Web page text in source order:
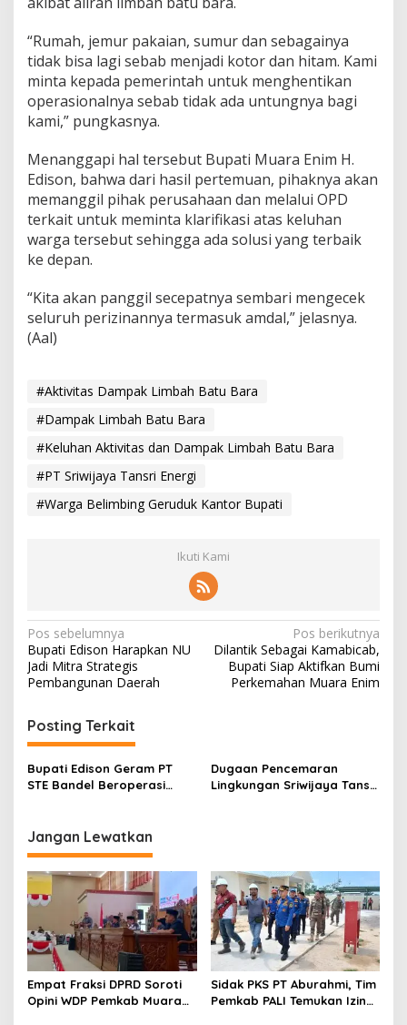
“Rumah, jemur pakaian, sumur dan sebagainya
tidak bisa lagi sebab menjadi kotor dan hitam. Kami
minta kepada pemerintah untuk menghentikan
operasionalnya sebab tidak ada untungnya bagi
kami,” pungkasnya.
Menanggapi hal tersebut Bupati Muara Enim H.
Edison, bahwa dari hasil pertemuan, pihaknya akan
memanggil pihak perusahaan dan melalui OPD
terkait untuk meminta klarifikasi atas keluhan
warga tersebut sehingga ada solusi yang terbaik
ke depan.
“Kita akan panggil secepatnya sembari mengecek
seluruh perizinannya termasuk amdal,” jelasnya.
(Aal)
#Aktivitas Dampak Limbah Batu Bara
#Dampak Limbah Batu Bara
#Keluhan Aktivitas dan Dampak Limbah Batu Bara
#PT Sriwijaya Tansri Energi
#Warga Belimbing Geruduk Kantor Bupati
Ikuti Kami
N
a
v
i
g
a
s
p
o
s
Pos sebelumnya
Bupati Edison Harapkan NU
Jadi Mitra Strategis
Pembangunan Daerah
Pos berikutnya
Dilantik Sebagai Kamabicab,
Bupati Siap Aktifkan Bumi
Perkemahan Muara Enim
Posting Terkait
Bupati Edison Geram PT
STE Bandel Beroperasi
Dugaan Pencemaran
Lingkungan Sriwijaya Tansri
Jangan Lewatkan
Empat Fraksi DPRD Soroti
Opini WDP Pemkab Muara
Sidak PKS PT Aburahmi, Tim
Pemkab PALI Temukan Izin